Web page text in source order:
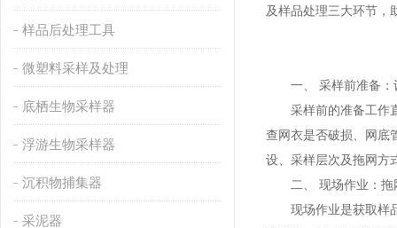
样品后处理工具
微塑料采样及处理
底栖生物采样器
浮游生物采样器
沉积物捕集器
采泥器
及样品处理三大环节，
一、 采样前准备：
采样前的准备工作直
查网衣是否破损、网底
设、采样层次及拖网方
二、 现场作业：拖
现场作业是获取样品